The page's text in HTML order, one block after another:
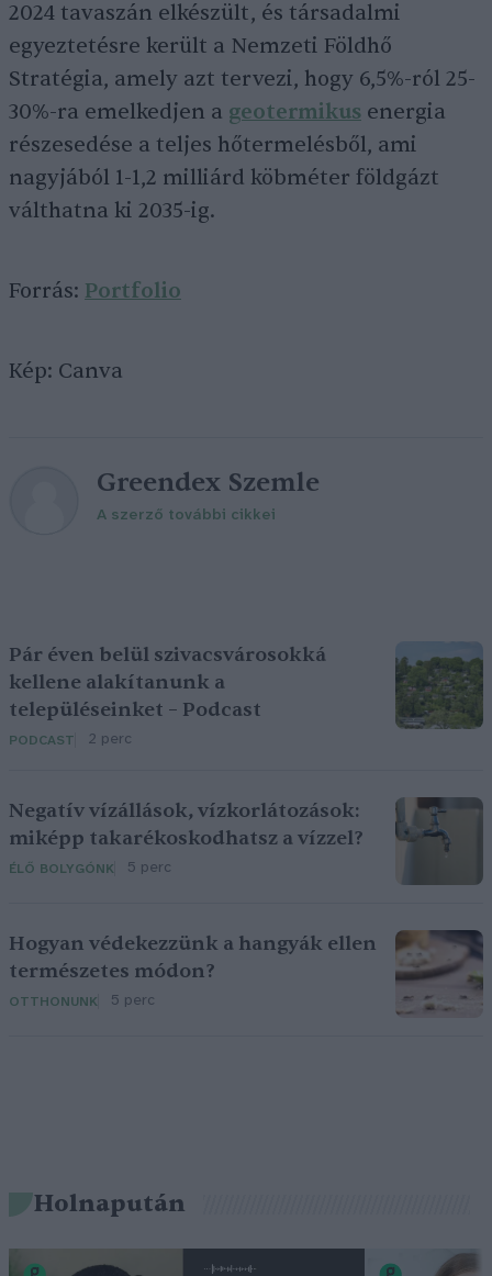
2024 tavaszán elkészült, és társadalmi
egyeztetésre került a Nemzeti Földhő
Stratégia, amely azt tervezi, hogy 6,5%-ról 25-
30%-ra emelkedjen a geotermikus energia
részesedése a teljes hőtermelésből, ami
nagyjából 1-1,2 milliárd köbméter földgázt
válthatna ki 2035-ig.
Forrás: Portfolio
Kép: Canva
Greendex Szemle
A szerző további cikkei
Pár éven belül szivacsvárosokká
kellene alakítanunk a
településeinket – Podcast
PODCAST 2 perc
Negatív vízállások, vízkorlátozások:
miképp takarékoskodhatsz a vízzel?
ÉLŐ BOLYGÓNK 5 perc
Hogyan védekezzünk a hangyák ellen
természetes módon?
OTTHONUNK 5 perc
Holnapután